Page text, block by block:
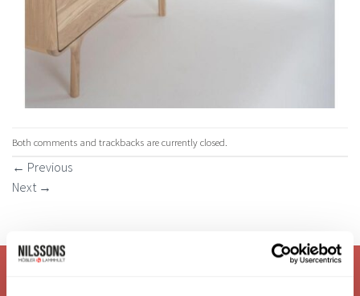
Both comments and trackbacks are currently closed.
← Previous
Next →